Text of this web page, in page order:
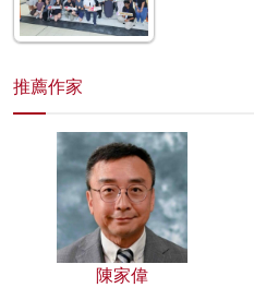
推薦作家
陳家偉